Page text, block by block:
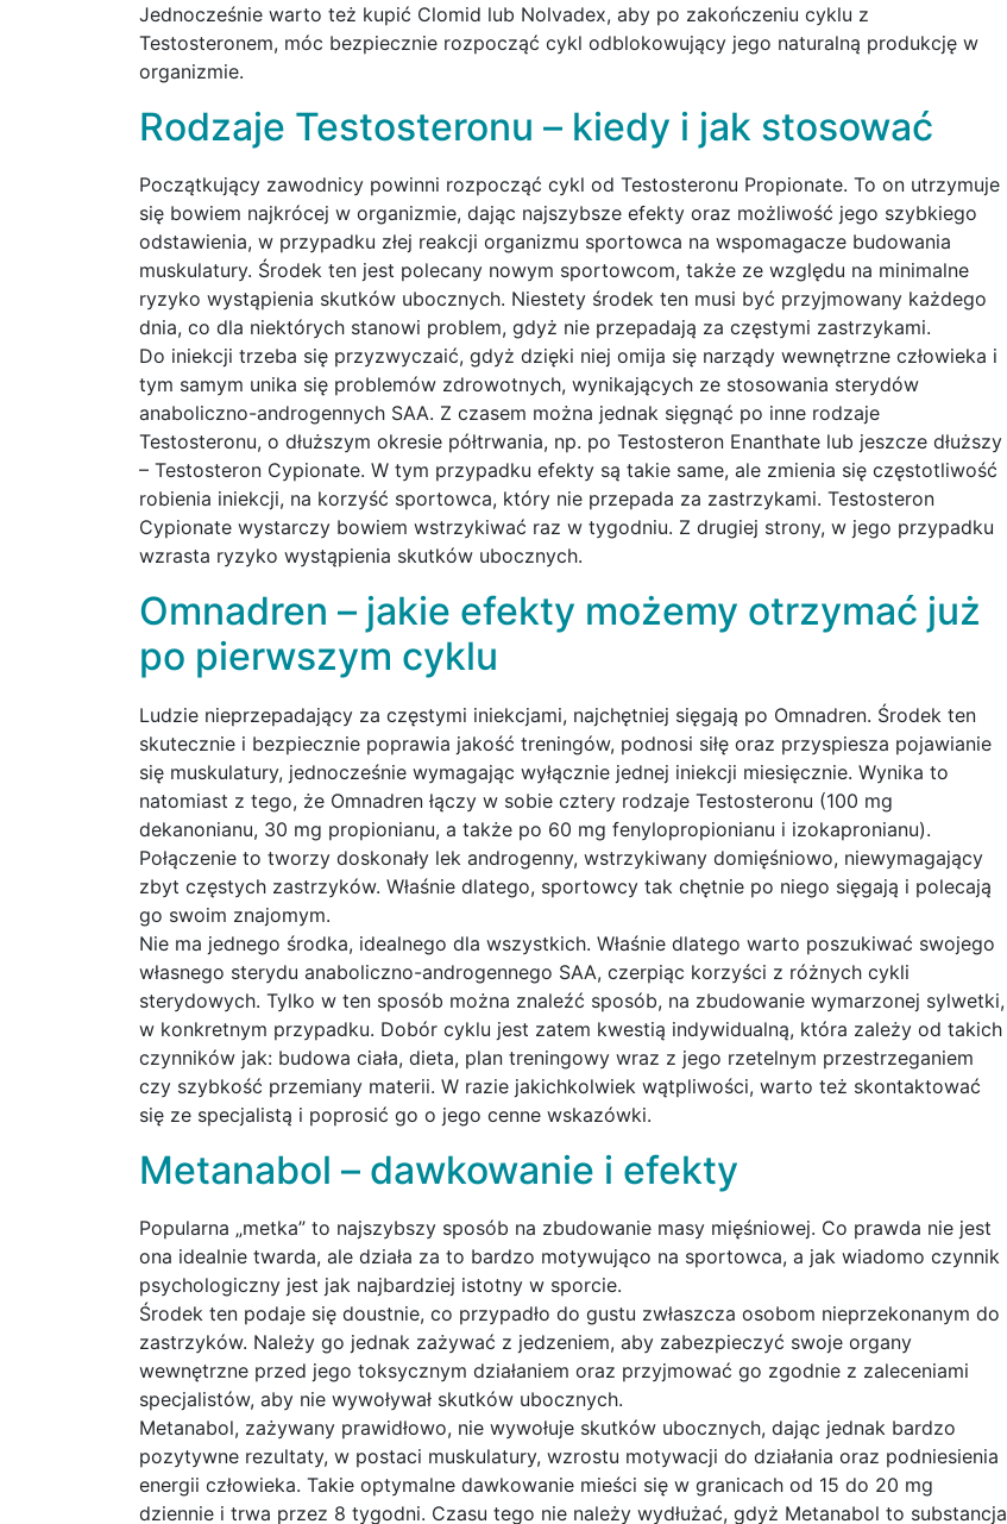
Jednocześnie warto też kupić Clomid lub Nolvadex, aby po zakończeniu cyklu z
Testosteronem, móc bezpiecznie rozpocząć cykl odblokowujący jego naturalną produkcję w
organizmie.
Rodzaje Testosteronu – kiedy i jak stosować
Początkujący zawodnicy powinni rozpocząć cykl od Testosteronu Propionate. To on utrzymuje
się bowiem najkrócej w organizmie, dając najszybsze efekty oraz możliwość jego szybkiego
odstawienia, w przypadku złej reakcji organizmu sportowca na wspomagacze budowania
muskulatury. Środek ten jest polecany nowym sportowcom, także ze względu na minimalne
ryzyko wystąpienia skutków ubocznych. Niestety środek ten musi być przyjmowany każdego
dnia, co dla niektórych stanowi problem, gdyż nie przepadają za częstymi zastrzykami.
Do iniekcji trzeba się przyzwyczaić, gdyż dzięki niej omija się narządy wewnętrzne człowieka i
tym samym unika się problemów zdrowotnych, wynikających ze stosowania sterydów
anaboliczno-androgennych SAA. Z czasem można jednak sięgnąć po inne rodzaje
Testosteronu, o dłuższym okresie półtrwania, np. po Testosteron Enanthate lub jeszcze dłuższy
– Testosteron Cypionate. W tym przypadku efekty są takie same, ale zmienia się częstotliwość
robienia iniekcji, na korzyść sportowca, który nie przepada za zastrzykami. Testosteron
Cypionate wystarczy bowiem wstrzykiwać raz w tygodniu. Z drugiej strony, w jego przypadku
wzrasta ryzyko wystąpienia skutków ubocznych.
Omnadren – jakie efekty możemy otrzymać już
po pierwszym cyklu
Ludzie nieprzepadający za częstymi iniekcjami, najchętniej sięgają po Omnadren. Środek ten
skutecznie i bezpiecznie poprawia jakość treningów, podnosi siłę oraz przyspiesza pojawianie
się muskulatury, jednocześnie wymagając wyłącznie jednej iniekcji miesięcznie. Wynika to
natomiast z tego, że Omnadren łączy w sobie cztery rodzaje Testosteronu (100 mg
dekanonianu, 30 mg propionianu, a także po 60 mg fenylopropionianu i izokapronianu).
Połączenie to tworzy doskonały lek androgenny, wstrzykiwany domięśniowo, niewymagający
zbyt częstych zastrzyków. Właśnie dlatego, sportowcy tak chętnie po niego sięgają i polecają
go swoim znajomym.
Nie ma jednego środka, idealnego dla wszystkich. Właśnie dlatego warto poszukiwać swojego
własnego sterydu anaboliczno-androgennego SAA, czerpiąc korzyści z różnych cykli
sterydowych. Tylko w ten sposób można znaleźć sposób, na zbudowanie wymarzonej sylwetki,
w konkretnym przypadku. Dobór cyklu jest zatem kwestią indywidualną, która zależy od takich
czynników jak: budowa ciała, dieta, plan treningowy wraz z jego rzetelnym przestrzeganiem
czy szybkość przemiany materii. W razie jakichkolwiek wątpliwości, warto też skontaktować
się ze specjalistą i poprosić go o jego cenne wskazówki.
Metanabol – dawkowanie i efekty
Popularna „metka” to najszybszy sposób na zbudowanie masy mięśniowej. Co prawda nie jest
ona idealnie twarda, ale działa za to bardzo motywująco na sportowca, a jak wiadomo czynnik
psychologiczny jest jak najbardziej istotny w sporcie.
Środek ten podaje się doustnie, co przypadło do gustu zwłaszcza osobom nieprzekonanym do
zastrzyków. Należy go jednak zażywać z jedzeniem, aby zabezpieczyć swoje organy
wewnętrzne przed jego toksycznym działaniem oraz przyjmować go zgodnie z zaleceniami
specjalistów, aby nie wywoływał skutków ubocznych.
Metanabol, zażywany prawidłowo, nie wywołuje skutków ubocznych, dając jednak bardzo
pozytywne rezultaty, w postaci muskulatury, wzrostu motywacji do działania oraz podniesienia
energii człowieka. Takie optymalne dawkowanie mieści się w granicach od 15 do 20 mg
dziennie i trwa przez 8 tygodni. Czasu tego nie należy wydłużać, gdyż Metanabol to substancja